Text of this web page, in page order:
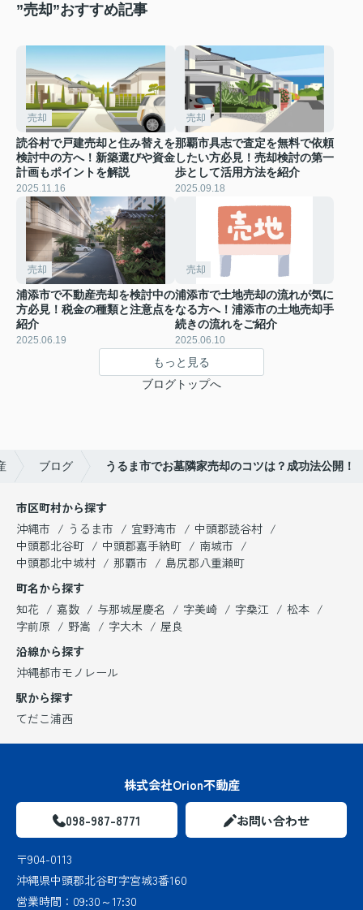
”売却”おすすめ記事
売却
読谷村で戸建売却と住み替えを
検討中の方へ！新築選びや資金
計画もポイントを解説
2025.11.16
売却
那覇市具志で査定を無料で依頼
したい方必見！売却検討の第一
歩として活用方法を紹介
2025.09.18
売却
浦添市で不動産売却を検討中の
方必見！税金の種類と注意点を
紹介
2025.06.19
売却
浦添市で土地売却の流れが気に
なる方へ！浦添市の土地売却手
続きの流れをご紹介
2025.06.10
もっと見る
ブログトップへ
ブログ うるま市でお墓隣家売却のコツは？成功法公開！
市区町村から探す
沖縄市
うるま市 宜野湾市
中頭郡読谷村
中頭郡北谷町
中頭郡嘉手納町
南城市
中頭郡北中城村
那覇市
島尻郡八重瀬町
町名から探す
知花
嘉数 与那城屋慶名 字美崎 字桑江
松本
字前原
野嵩 字大木
屋良
沿線から探す
沖縄都市モノレール
駅から探す
てだこ浦西
株式会社Orion不動産
098-987-8771 お問い合わせ
〒904-0113
沖縄県中頭郡北谷町字宮城3番160
営業時間： 09:30～17:30